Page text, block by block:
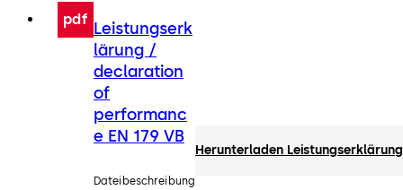
pdf Leistungserk
lärung /
declaration
of
performanc
e EN 179 VB
Dateibeschreibung
Herunterladen